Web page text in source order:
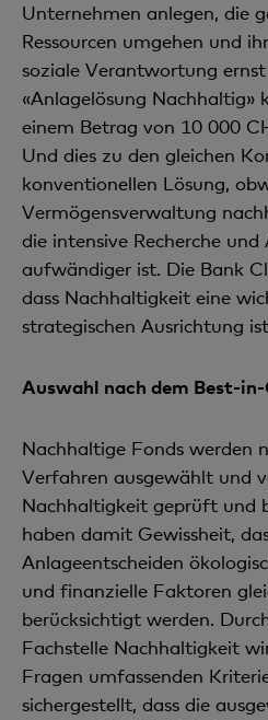
Unternehmen anlegen, die
Ressourcen umgehen und
soziale Verantwortung
«Anlagelösung Nachhaltig»
einem Betrag von 10 000
Und dies zu den gleichen
konventionellen Lösung,
Vermögensverwaltung
die intensive Recherche und
aufwändiger ist. Die Bank
dass Nachhaltigkeit eine
strategischen Ausrichtung
Auswahl nach dem Best-
Nachhaltige Fonds werden
Verfahren ausgewählt und
Nachhaltigkeit geprüft und
haben damit Gewissheit,
Anlageentscheiden
und finanzielle Faktoren
berücksichtigt werden.
Fachstelle Nachhaltigkeit
Fragen umfassenden
sichergestellt, dass die